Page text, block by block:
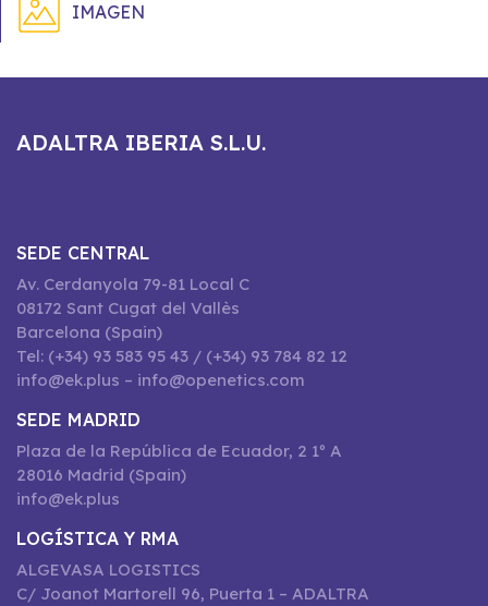
IMAGEN
ADALTRA IBERIA S.L.U.
SEDE CENTRAL
Av. Cerdanyola 79-81 Local C
08172 Sant Cugat del Vallès
Barcelona (Spain)
Tel: (+34) 93 583 95 43 / (+34) 93 784 82 12
info@ek.plus – info@openetics.com
SEDE MADRID
Plaza de la República de Ecuador, 2 1º A
28016 Madrid (Spain)
info@ek.plus
LOGÍSTICA Y RMA
ALGEVASA LOGISTICS
C/ Joanot Martorell 96, Puerta 1 – ADALTRA